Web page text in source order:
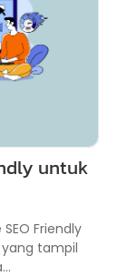
untuk
Friendly
tampil